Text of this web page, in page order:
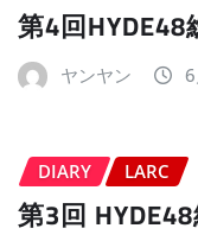
第4回
ヤンヤン
DIARY LARC
第3回